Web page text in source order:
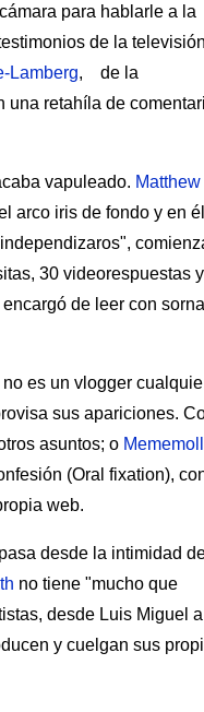
para hablarle a la
de la
Lamberg, de la
una retahíla de
vapuleado. Matthew
arco iris de fondo y en él
30 videorespuestas y
de leer con sorna
es un vlogger
sus apariciones.
asuntos; o
(Oral fixation),
web.
desde la intimidad
no tiene "mucho que
desde Luis Miguel a
y cuelgan sus